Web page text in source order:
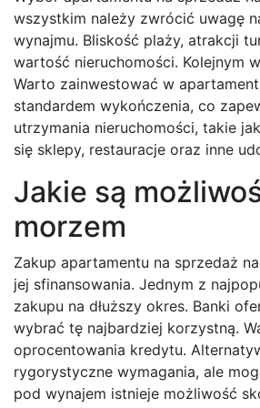
wszystkim należy zwrócić uwagę
wynajmu. Bliskość plaży, atrakcji
wartość nieruchomości. Kolejnym
Warto zainwestować w
standardem wykończenia, co
utrzymania nieruchomości, takie
się sklepy, restauracje oraz inne
Jakie są
morzem
Zakup apartamentu na sprzedaż
jej sfinansowania. Jednym z
zakupu na dłuższy okres. Banki
wybrać tę najbardziej korzystną.
oprocentowania kredytu.
rygorystyczne wymagania, ale
pod wynajem istnieje możliwość